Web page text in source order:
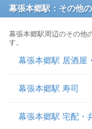
幕張本郷駅：その他
幕張本郷駅周辺のその他
す。
幕張本郷駅 居酒屋
幕張本郷駅 寿司
幕張本郷駅 宅配・